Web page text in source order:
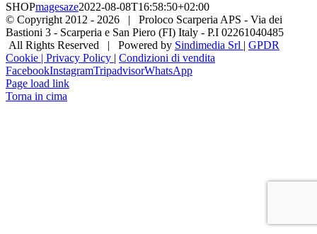
SHOPmagesaze2022-08-08T16:58:50+02:00
© Copyright 2012 - 2026 | Proloco Scarperia APS - Via dei
Bastioni 3 - Scarperia e San Piero (FI) Italy - P.I 02261040485
All Rights Reserved | Powered by Sindimedia Srl | GPDR
Cookie | Privacy Policy | Condizioni di vendita
FacebookInstagramTripadvisorWhatsApp
Page load link
Torna in cima